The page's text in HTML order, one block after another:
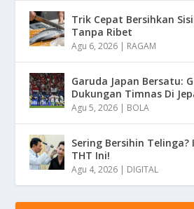
Trik Cepat Bersihkan
Tanpa Ribet
Agu 6, 2026 | RAGAM
Garuda Japan Bersatu:
Dukungan Timnas Di
Agu 5, 2026 | BOLA
Sering Bersihin
THT Ini!
Agu 4, 2026 | DIGITAL